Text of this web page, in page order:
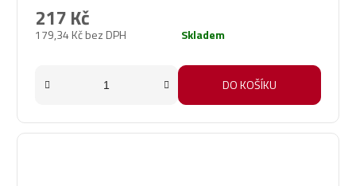
179,34 Kč bez DPH
217 Kč
Skladem
DO KOŠÍKU